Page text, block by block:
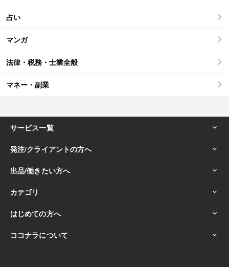
占い
マンガ
法律・税務・士業全般
マネー・副業